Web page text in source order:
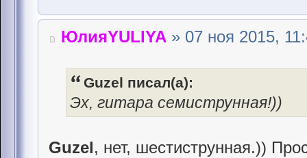
ЮлияYULIYA » 07 ноя 2015,
Guzel писал(а):
Эх, гитара семиструнная!))
Guzel, нет, шестиструнная.))